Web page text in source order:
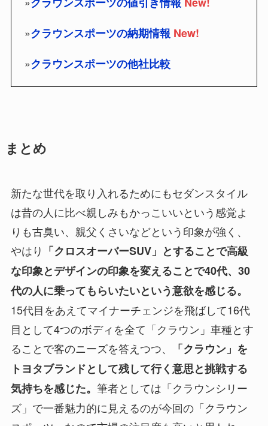
»クラウンスポーツの納期情報 New!
»クラウンスポーツの他社比較
まとめ
新たな世代を取り入れるためにもセダンスタイル
は昔の人に比べ親しみもかっこいいという感覚よ
りも古臭い、親父くさいなどという印象が強く、
やはり 「クロスオーバーSUV」とすることで高級
な印象とデザインの印象を変えることで40代、30
代の人に乗ってもらいたいという意欲を感じる。
15代目をあえてマイナーチェンジを飛ばして16代
目として4つのボディを全て「クラウン」車種とす
ることで客のニーズを答えつつ、
「クラウン」を
トヨタブランドとして残して行く意思と挑戦する
気持ちを感じた。 筆者としては「クラウンシリー
ズ」で一番魅力的に見えるのが今回の「クラウン